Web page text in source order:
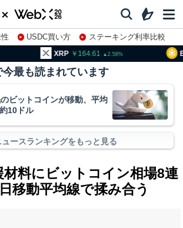
USDC買い方
ステーキング利率比較
164.61 2.58
今最も読まれています
ビットコインが移動、平均
10ドル
ュースランキングをもっと見る
材料にビットコイン相場8連
移動平均線で揉み合う